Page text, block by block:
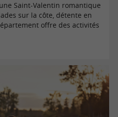
Saint-Valentin romantique
sur la côte, détente en
offre des activités